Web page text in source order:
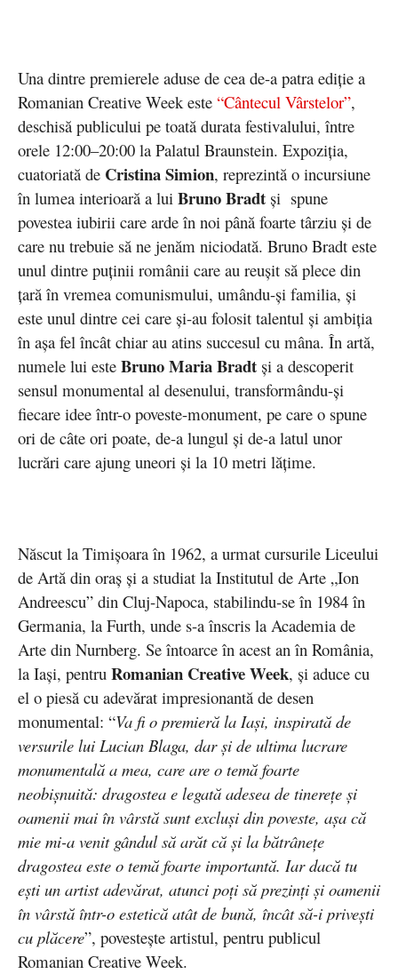
Una dintre premierele aduse de cea de-a patra ediție a
Romanian Creative Week este “Cântecul Vârstelor”,
deschisă publicului pe toată durata festivalului, între
orele 12:00–20:00 la Palatul Braunstein. Expoziția,
cuatoriată de Cristina Simion, reprezintă o incursiune
în lumea interioară a lui Bruno Bradt și spune
povestea iubirii care arde în noi până foarte târziu și de
care nu trebuie să ne jenăm niciodată. Bruno Bradt este
unul dintre puținii românii care au reușit să plece din
țară în vremea comunismului, umându-și familia, și
este unul dintre cei care și-au folosit talentul și ambiția
în așa fel încât chiar au atins succesul cu mâna. În artă,
numele lui este Bruno Maria Bradt și a descoperit
sensul monumental al desenului, transformându-și
fiecare idee într-o poveste-monument, pe care o spune
ori de câte ori poate, de-a lungul și de-a latul unor
lucrări care ajung uneori și la 10 metri lățime.
Născut la Timișoara în 1962, a urmat cursurile Liceului
de Artă din oraș și a studiat la Institutul de Arte „Ion
Andreescu” din Cluj-Napoca, stabilindu-se în 1984 în
Germania, la Furth, unde s-a înscris la Academia de
Arte din Nurnberg. Se întoarce în acest an în România,
la Iași, pentru Romanian Creative Week, și aduce cu
el o piesă cu adevărat impresionantă de desen
monumental: “Va fi o premieră la Iași, inspirată de
versurile lui Lucian Blaga, dar și de ultima lucrare
monumentală a mea, care are o temă foarte
neobișnuită: dragostea e legată adesea de tinerețe și
oamenii mai în vârstă sunt excluși din poveste, așa că
mie mi-a venit gândul să arăt că și la bătrânețe
dragostea este o temă foarte importantă. Iar dacă tu
ești un artist adevărat, atunci poți să prezinți și oamenii
în vârstă într-o estetică atât de bună, încât să-i privești
cu plăcere”, povestește artistul, pentru publicul
Romanian Creative Week.